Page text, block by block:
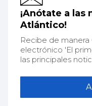
¡Anótate a
Atlántico!
Recibe de manera
electrónico 'El
las principales